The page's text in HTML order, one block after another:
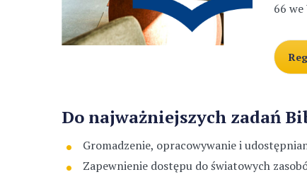
66 we
Do najważniejszych zadań
Gromadzenie, opracowywanie i
Zapewnienie dostępu do światowych